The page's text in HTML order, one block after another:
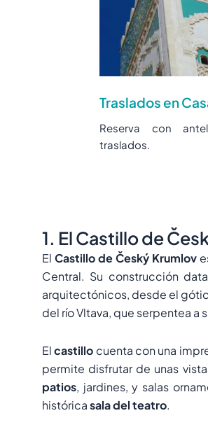
Traslados en
Reserva con
traslados.
1. El Castillo de
El Castillo de Český Krumlov
Central. Su construcción
arquitectónicos, desde el
del río Vltava, que serpentea a
Elcastillo cuenta con una
permite disfrutar de unas
patios, jardines, y salas
históricasala del teatro.